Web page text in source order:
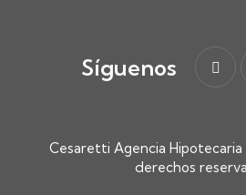
Síguenos
Cesaretti Agencia Hipotecaria
derechos